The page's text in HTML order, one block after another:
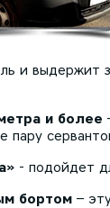
и выдержит
и более
пару
- подойдет
бортом –